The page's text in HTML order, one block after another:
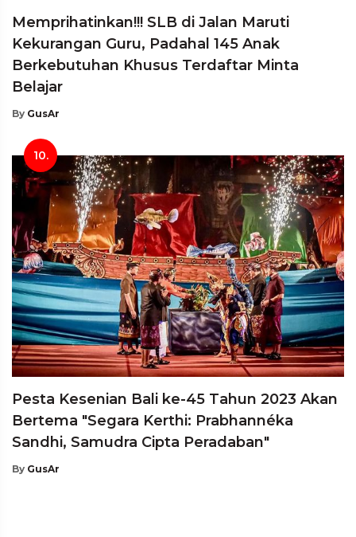
Memprihatinkan!!! SLB di Jalan Maruti
Kekurangan Guru, Padahal 145 Anak
Berkebutuhan Khusus Terdaftar Minta
Belajar
By GusAr
10.
Pesta Kesenian Bali ke-45 Tahun 2023 Akan
Bertema "Segara Kerthi: Prabhannéka
Sandhi, Samudra Cipta Peradaban"
By GusAr